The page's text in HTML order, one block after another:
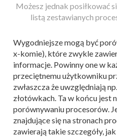
Możesz jednak posiłkować
listą zestawianych
Wygodniejsze mogą być
x-komie), które zwykle
informacje. Powinny one w
przeciętnemu użytkowniku
zwłaszcza że uwzględniają
złotówkach. Ta w końcu jest
porównywaniu procesorów.
znajdujące się na stronach
zawierają takie szczegóły,